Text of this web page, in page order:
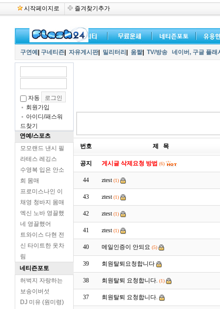
시작페이지로 즐겨찾기추가
구연예 구네티즌 자유게시판| 밀리터리 움짤| TV/방송 네이버, 구글 플
자동
회원가입
아이디/패스워
드찾기
연예/스포츠
모모랜드 낸시 필
라테스 레깅스
수영복 입은 안소
희 몸매
프로미스나인 이
채영 청바지 몸매
엑신 노바 영끌했
네 영끌했어
트와이스 다현 전
신 타이트한 옷차
림
네티즌포토
허벅지 자랑하는
보송이버섯
DJ 미유 (원미령)
번호 제 목
공지 게시글 삭제요청 방법 (6)
44 ztest (1)
43 ztest (1)
42 ztest (1)
41 ztest (1)
40 메일인증이 안되요 (5)
39 회원탈퇴요청합니다
38 회원탈퇴 요청합니다. (1)
37 회원탈퇴 요청합니다.